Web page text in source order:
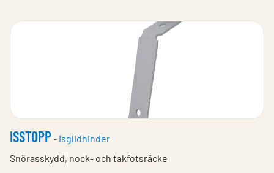
ISSTOPP- Isglidhinder
Snörasskydd, nock- och takfotsräcke